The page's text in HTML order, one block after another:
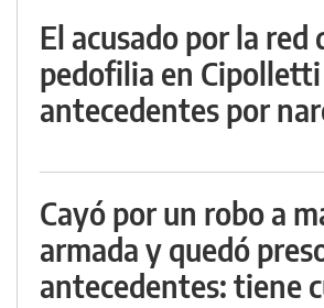
El acusado por la red
pedofilia en
antecedentes por
Cayó por un robo a
armada y quedó
antecedentes: tiene